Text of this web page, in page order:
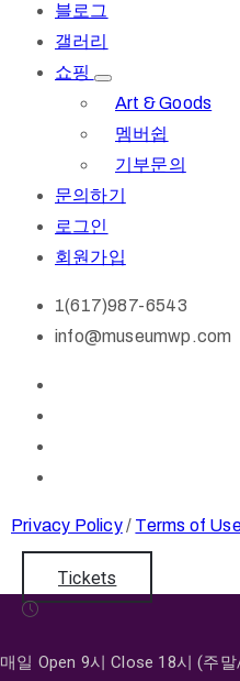
블로그
갤러리
쇼핑
Art & Goods
멤버쉽
기부문의
문의하기
로그인
회원가입
1(617)987-6543
info@museumwp.com
Privacy Policy/ Terms of
Tickets
매일 Open 9시 Close 18시 (주